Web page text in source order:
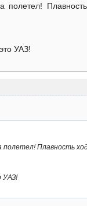
полетел!
УАЗ!
Плавность
УАЗ!